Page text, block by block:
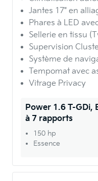
Jantes 17" en
Phares à LED
Sellerie en tissu
Supervision
Système de
Tempomat avec
Vitrage Privacy
Power 1.6 T-GDi,
à 7 rapports
150 hp
Essence